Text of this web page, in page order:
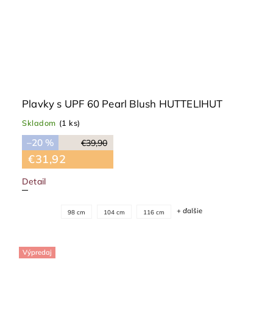
Plavky s UPF 60 Pearl Blush HUTTELIHUT
Skladom (1 ks)
€39,90
–20 %
€31,92
Detail
98 cm 104 cm 116 cm + ďalšie
Výpredaj